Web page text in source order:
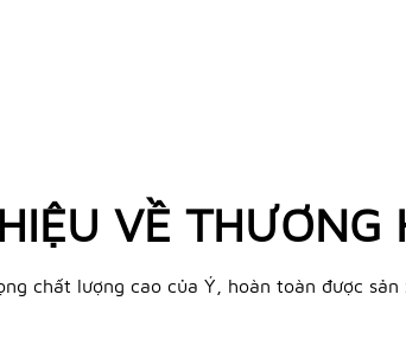
VỀ THƯƠNG
lượng cao của Ý, hoàn toàn được